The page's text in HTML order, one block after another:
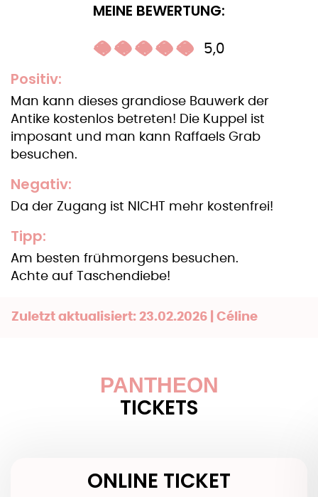
MEINE BEWERTUNG:
5,0
Positiv:
Man kann dieses grandiose Bauwerk der
Antike kostenlos betreten! Die Kuppel ist
imposant und man kann Raffaels Grab
besuchen.
Negativ:
Da der Zugang ist NICHT mehr kostenfrei!
Tipp:
Am besten frühmorgens besuchen.
Achte auf Taschendiebe!
Zuletzt aktualisiert: 23.02.2026 | Céline
PANTHEON
TICKETS
ONLINE TICKET